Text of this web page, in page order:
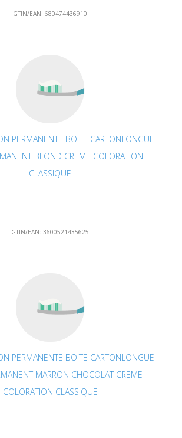
GTIN/EAN: 680474436910
PERMANENTE BOITE CARTONLONGUE
BLOND CREME COLORATION
CLASSIQUE
GTIN/EAN: 3600521435625
PERMANENTE BOITE CARTONLONGUE
MARRON CHOCOLAT CREME
COLORATION CLASSIQUE